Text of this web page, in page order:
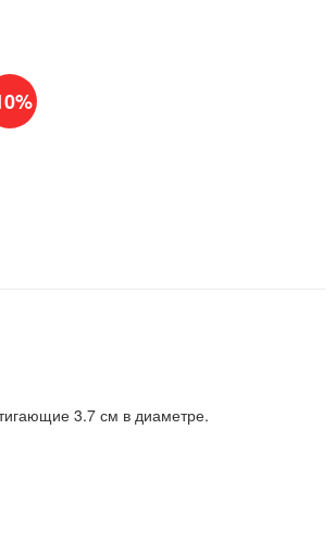
3.7 см в диаметре.